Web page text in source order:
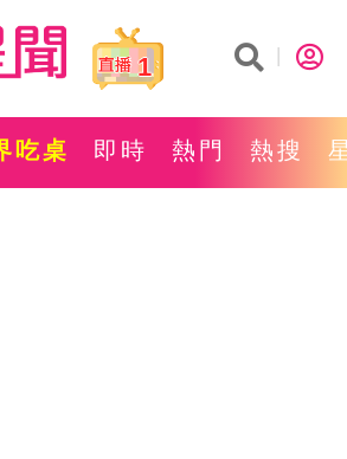
1
吃桌 即時 熱門 熱搜